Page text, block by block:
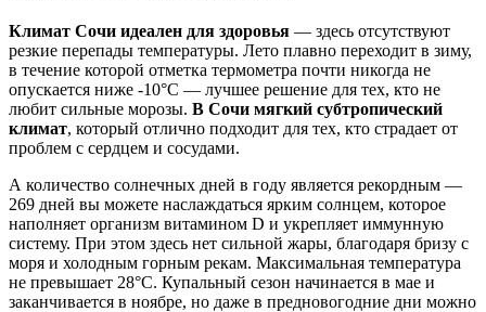
Климат Сочи идеален для здоровья — здесь отсутствуют
резкие перепады температуры. Лето плавно переходит в зиму,
в течение которой отметка термометра почти никогда не
опускается ниже -10°С — лучшее решение для тех, кто не
любит сильные морозы. В Сочи мягкий субтропический
климат, который отлично подходит для тех, кто страдает от
проблем с сердцем и сосудами.
А количество солнечных дней в году является рекордным —
269 дней вы можете наслаждаться ярким солнцем, которое
наполняет организм витамином D и укрепляет иммунную
систему. При этом здесь нет сильной жары, благодаря бризу с
моря и холодным горным рекам. Максимальная температура
не превышает 28°С. Купальный сезон начинается в мае и
заканчивается в ноябре, но даже в предновогодние дни можно